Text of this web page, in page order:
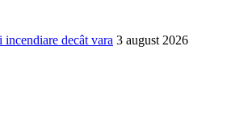
decât vara 3 august 2026